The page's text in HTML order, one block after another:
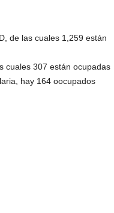
de las cuales 1,259 están
cuales 307 están ocupadas
hay 164 oocupados